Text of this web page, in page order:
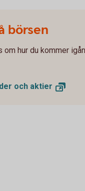
börsen
om hur du kommer
och aktier